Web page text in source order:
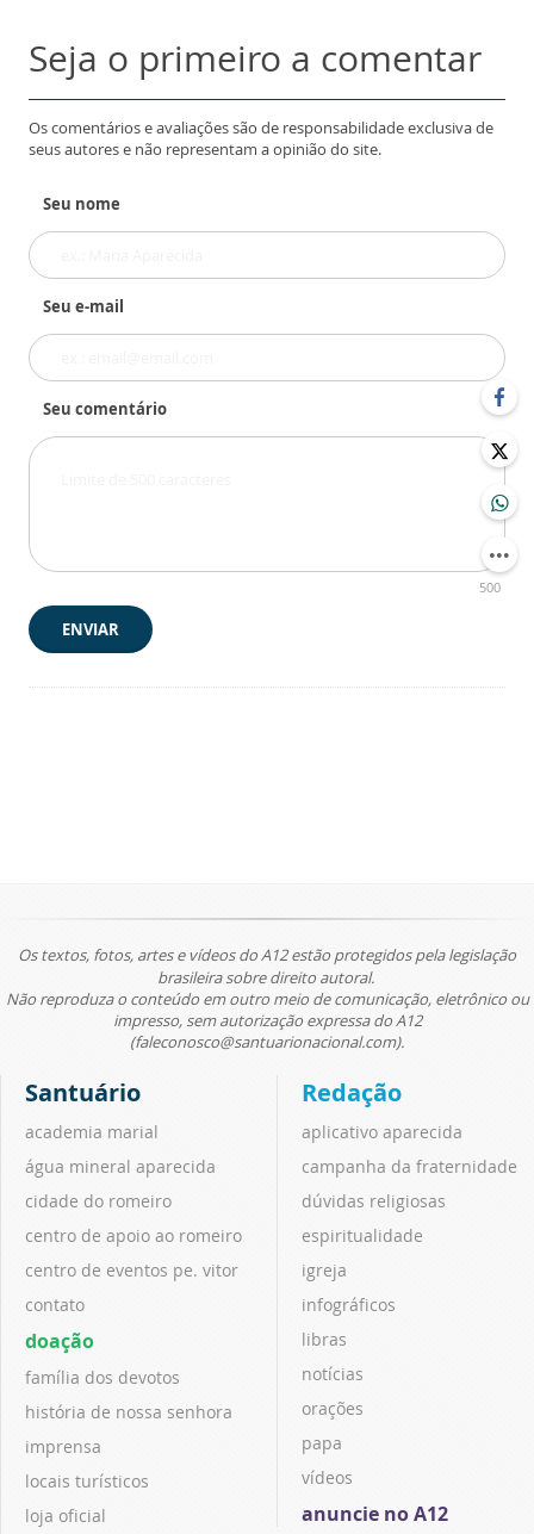
Seja o primeiro a comentar
Os comentários e avaliações são de responsabilidade exclusiva de
seus autores e não representam a opinião do site.
Seu nome
Seu e-mail
Seu comentário
500
ENVIAR
Os textos, fotos, artes e vídeos do A12 estão protegidos pela legislação
brasileira sobre direito autoral.
Não reproduza o conteúdo em outro meio de comunicação, eletrônico ou
impresso, sem autorização expressa do A12
(faleconosco@santuarionacional.com).
Santuário
academia marial
água mineral aparecida
cidade do romeiro
centro de apoio ao romeiro
centro de eventos pe. vitor
contato
doação
família dos devotos
história de nossa senhora
imprensa
locais turísticos
loja oficial
Redação
aplicativo aparecida
campanha da fraternidade
dúvidas religiosas
espiritualidade
igreja
infográficos
libras
notícias
orações
papa
vídeos
anuncie no A12